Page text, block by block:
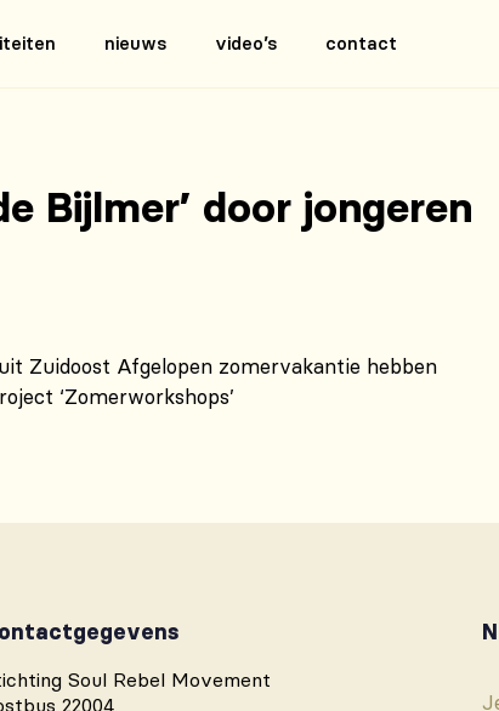
nieuws video’s contact
Bijlmer’ door jongeren
Zuidoost Afgelopen zomervakantie hebben
‘Zomerworkshops’
Soul Rebel Movement
22004